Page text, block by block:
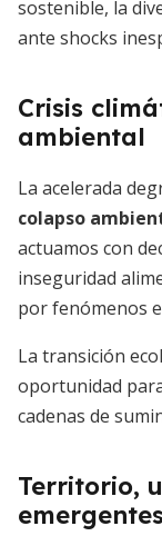
sostenible, la
ante shocks
Crisis
ambiental
La acelerada
colapso
actuamos con
inseguridad
por fenómenos
La transición
oportunidad
cadenas de
Territorio,
emergentes